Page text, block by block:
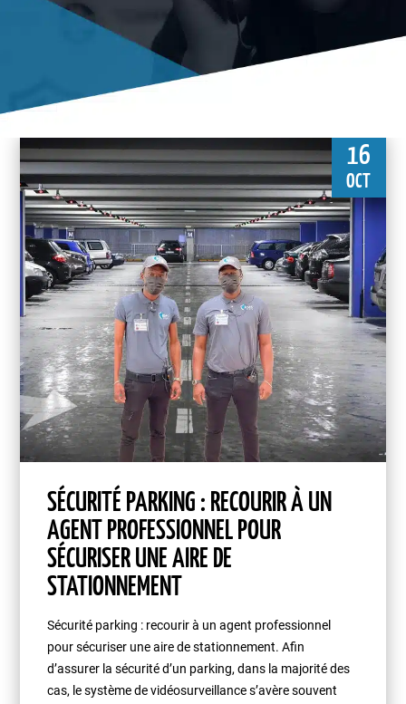
16
OCT
SÉCURITÉ PARKING : RECOURIR À UN
AGENT PROFESSIONNEL POUR
SÉCURISER UNE AIRE DE
STATIONNEMENT
Sécurité parking : recourir à un agent professionnel
pour sécuriser une aire de stationnement. Afin
d’assurer la sécurité d’un parking, dans la majorité des
cas, le système de vidéosurveillance s’avère souvent